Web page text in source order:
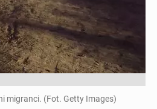
migranci. (Fot. Getty Images)